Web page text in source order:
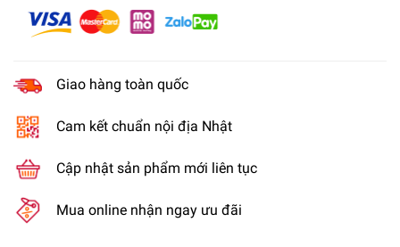
Giao hàng toàn quốc
Cam kết chuẩn nội địa Nhật
Cập nhật sản phẩm mới liên tục
Mua online nhận ngay ưu đãi